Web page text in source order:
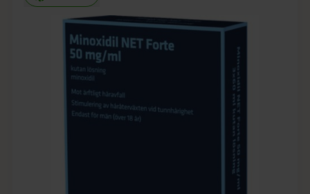
Lista: . Innehåller 1 objekt.
Hoppa över Lista